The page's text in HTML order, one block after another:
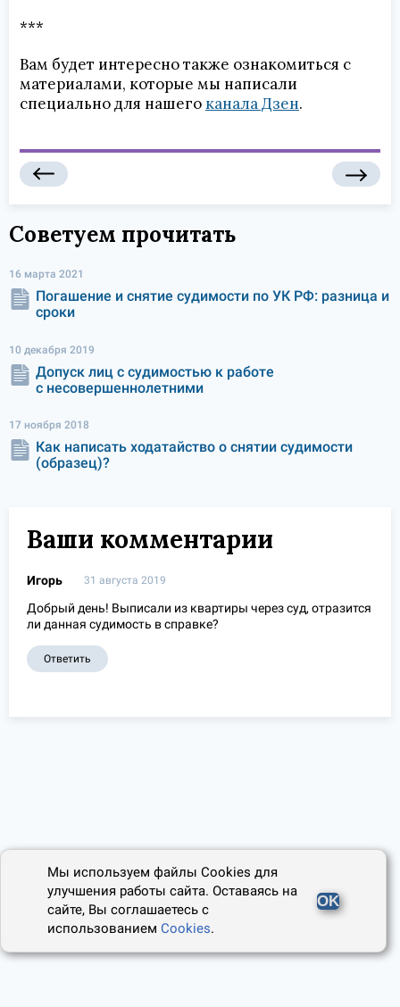
***
Вам будет интересно также ознакомиться с
материалами, которые мы написали
специально для нашего канала Дзен.
Советуем прочитать
16 марта 2021
Погашение и снятие судимости по УК РФ: разница и
сроки
10 декабря 2019
Допуск лиц с судимостью к работе
с несовершеннолетними
17 ноября 2018
Как написать ходатайство о снятии судимости
(образец)?
Ваши комментарии
Игорь 31 августа 2019
Добрый день! Выписали из квартиры через суд, отразится
ли данная судимость в справке?
Ответить
Мы используем файлы Cookies для
улучшения работы сайта. Оставаясь на
сайте, Вы соглашаетесь с
использованиемCookies.
OK